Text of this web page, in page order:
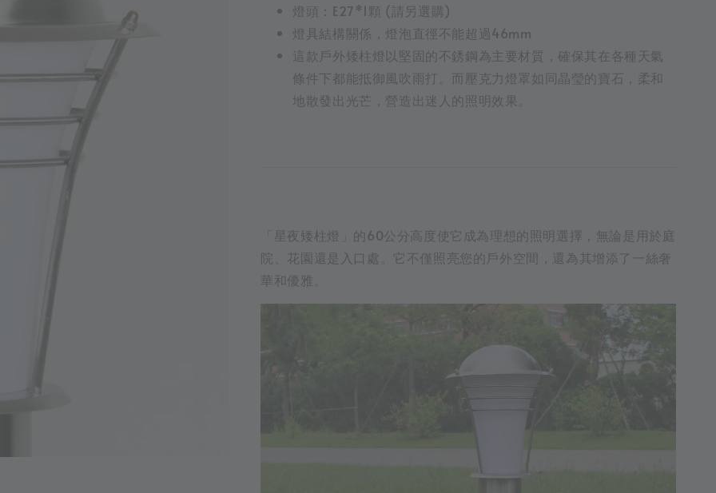
燈頭：E27*1顆 (請另選購)
燈具結構關係，燈泡直徑不能超過46mm
這款戶外矮柱燈以堅固的不銹鋼為主要材質，確保其在各種天氣
條件下都能抵御風吹雨打。而壓克力燈罩如同晶瑩的寶石，柔和
地散發出光芒，營造出迷人的照明效果。
「星夜矮柱燈」的60公分高度使它成為理想的照明選擇，無論是用於庭
院、花園還是入口處。它不僅照亮您的戶外空間，還為其增添了一絲奢
華和優雅。